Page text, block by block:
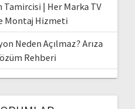
| Her Marka TV
Montaj Hizmeti
Neden Açılmaz? Arıza
Rehberi